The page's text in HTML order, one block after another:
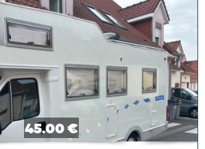
45.00 €